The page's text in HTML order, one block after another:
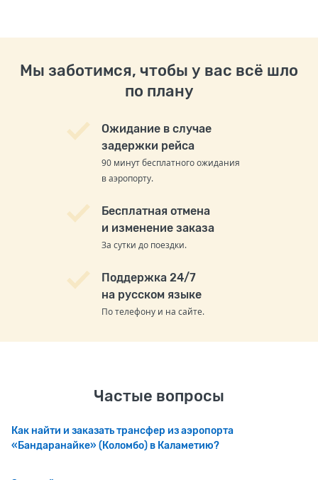
Мы заботимся, чтобы у вас всё шло
по плану
Ожидание в случае
задержки рейса
90 минут бесплатного ожидания
в аэропорту.
Бесплатная отмена
и изменение заказа
За сутки до поездки.
Поддержка 24/7
на русском языке
По телефону и на сайте.
Частые вопросы
Как найти и заказать трансфер из аэропорта
«Бандаранайке» (Коломбо) в Каламетию?